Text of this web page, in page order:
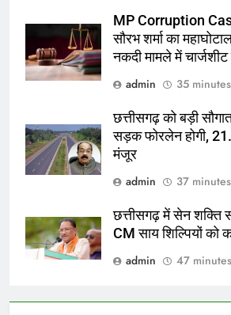
MP Corruption
सौरभ शर्मा का
नकदी मामले में
admin
35
छत्तीसगढ़ को बड़ी
सड़क फोरलेन होगी,
मंजूर
admin
37
छत्तीसगढ़ में सेन शक्ति
CM साय शिल्पियों को
admin
47